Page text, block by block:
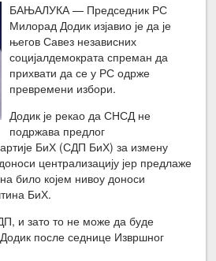
БАЊАЛУКА — Председник РС
Милорад Додик изјавио је да је
његов Савез независних
социјалдемократа спреман да
прихвати да се у РС одрже
превремени избори.
Додик је рекао да СНСД не
подржава предлог
БиХ (СДП БиХ) за измену
централизацију јер предлаже
било којем нивоу доноси
БиХ.
и зато то не може да буде
после седнице Извршног